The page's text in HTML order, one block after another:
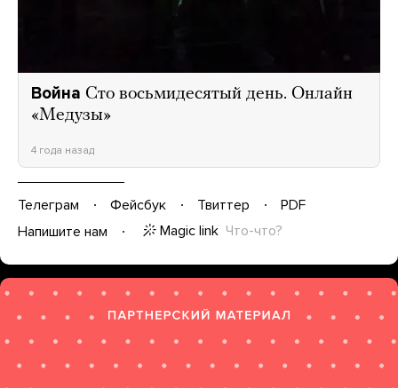
Война Сто восьмидесятый день. Онлайн
«Медузы»
4 года назад
Телеграм Фейсбук Твиттер
PDF
Напишите нам
Magic link Что-что?